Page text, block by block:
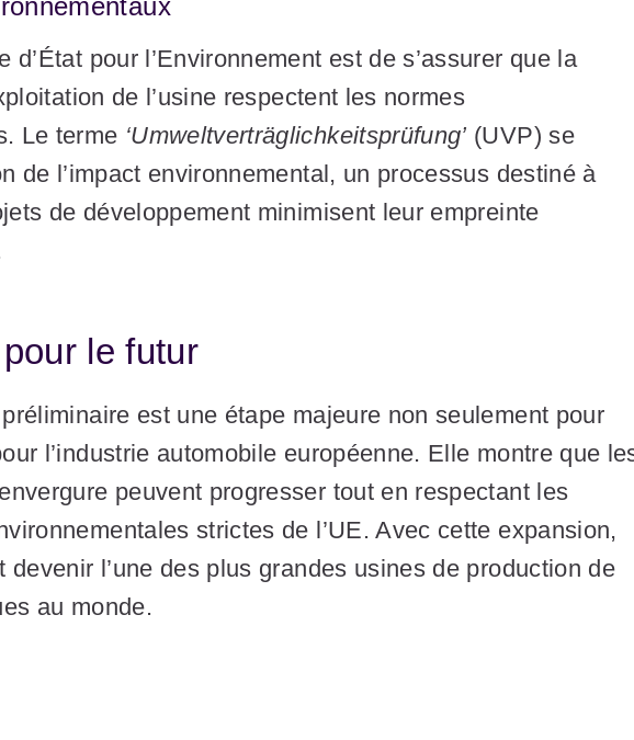
d’État pour l’Environnement est de s’assurer que la
de l’usine respectent les normes
Le terme ‘Umweltverträglichkeitsprüfung’ (UVP) se
de l’impact environnemental, un processus destiné à
de développement minimisent leur empreinte
le futur
est une étape majeure non seulement pour
l’industrie automobile européenne. Elle montre que
peuvent progresser tout en respectant les
strictes de l’UE. Avec cette expansion,
devenir l’une des plus grandes usines de production de
au monde.